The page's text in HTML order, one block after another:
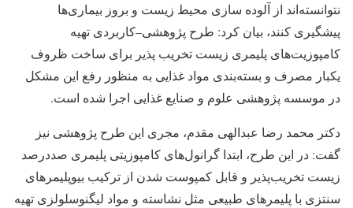
نتوانسته‌اند از آلوده سازی محیط زیست و بروز بیماری‌ها
پیشگیری کنند، بیان کرد: طرح پژوهشی–کاربردی تهیه
کامپوزیت‌های پلیمری زیست تخریب پذیر برای ساخت ظروف
یکبار مصرف و بسته‌بندی مواد غذایی به منظور رفع این مشکل
در موسسه پژوهشی علوم و صنایع غذایی اجرا شده است.
دکتر محمد رضا عبدالهی مقدم، مجری این طرح پژوهشی نیز
گفت: در این طرح، ابتدا گرانول‌های کامپوزیتی پلیمری صددرصد
زیست تخریب‌پذیر و قابل کمپوست شدن از ترکیب بیوپلیمرهای
سنتزی با پلیمرهای طبیعی مثل نشاسته و مواد لیگنوسلولزی تهیه